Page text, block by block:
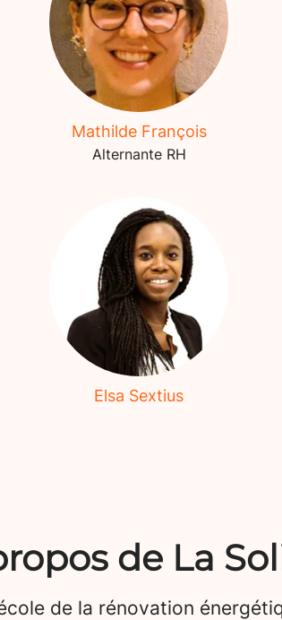
Mathilde François
Alternante RH
Elsa Sextius
de La
de la rénovation